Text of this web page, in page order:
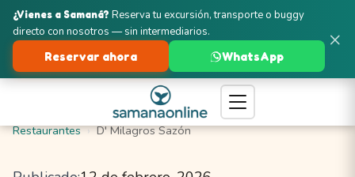
Turismo en Samaná
Santa Bárbara de Samaná
Restaurantes
D' Milagros Sazón
×
¿Vienes a Samaná? Reserva tu excursión, transporte o buggy
directo con nosotros — sin intermediarios.
Reservar ahora WhatsApp